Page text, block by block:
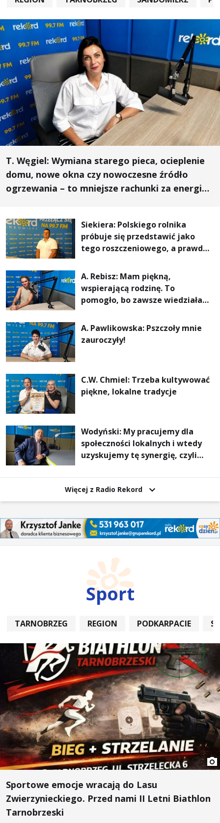
T. Węgiel: Wymiana starego pieca, ocieplenie
domu, nowe okna czy nowoczesne źródło
ogrzewania – to mniejsze rachunki za energię,
Siekiera: Polskiego rolnika
próbuje się przedstawić jako
tego roszczeniowego, a prawda
A. Rebisz: Mam piękną,
wspierającą rodzinę. To
pomogło, bo zawsze wiedziałam,
najważniejsza
A. Pawlikowska: Pszczoły mnie
zauroczyły!
C.W. Chmiel: Trzeba kultywować
piękne, lokalne tradycje
Wodyński: My pracujemy dla
społeczności lokalnych i wtedy
uzyskujemy tę synergię, czyli
Więcej z Radio Rekord
Sport
TARNOBRZEG REGION PODKARPACIE
Sportowe emocje wracają do Lasu
Zwierzynieckiego. Przed nami II Letni Biathlon
Tarnobrzeski